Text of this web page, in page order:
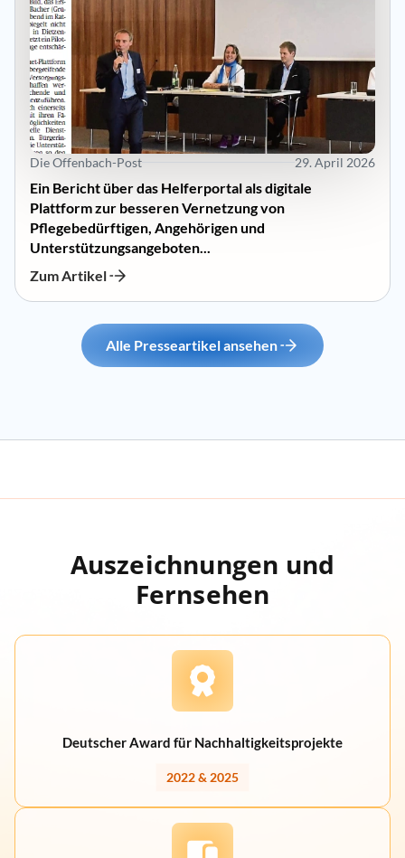
Die Offenbach-Post 29. April 2026
Ein Bericht über das Helferportal als digitale
Plattform zur besseren Vernetzung von
Pflegebedürftigen, Angehörigen und
Unterstützungsangeboten...
Zum Artikel
Alle Presseartikel ansehen
Auszeichnungen und
Fernsehen
Deutscher Award für Nachhaltigkeitsprojekte
2022 & 2025